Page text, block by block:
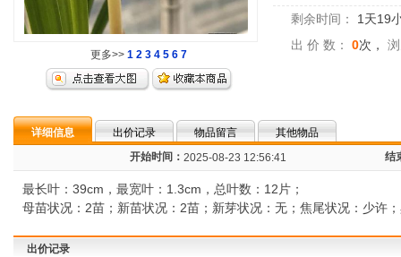
更多>> 1 2 3 4 5 6 7
剩余时间：
1天19
出 价 数：
0次，
详细信息 出价记录 物品留言
其他物品
开始时间： 2025-08-23 12:56:41 结
最长叶：39cm，最宽叶：1.3cm，总叶数：12片；
母苗状况：2苗；新苗状况：2苗；新芽状况：无；焦尾状况：少许
出价记录